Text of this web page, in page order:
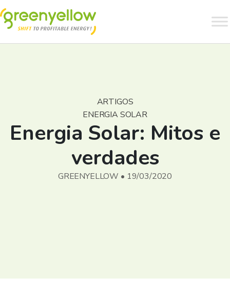
ARTIGOS
ENERGIA SOLAR
Energia Solar: Mitos e
verdades
GREENYELLOW • 19/03/2020